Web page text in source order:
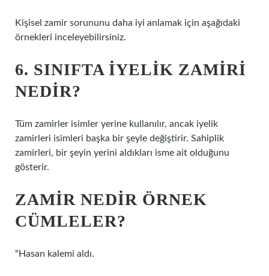
Kişisel zamir sorununu daha iyi anlamak için aşağıdaki
örnekleri inceleyebilirsiniz.
6. SINIFTA IYELIK ZAMIRI
NEDIR?
Tüm zamirler isimler yerine kullanılır, ancak iyelik
zamirleri isimleri başka bir şeyle değiştirir. Sahiplik
zamirleri, bir şeyin yerini aldıkları isme ait olduğunu
gösterir.
ZAMIR NEDIR ÖRNEK
CÜMLELER?
“Hasan kalemi aldı.